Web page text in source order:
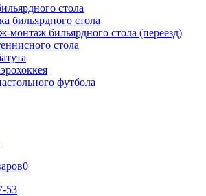
стола
бильярдного стола
монтаж бильярдного стола (переезд)
стола
футбола
0
53